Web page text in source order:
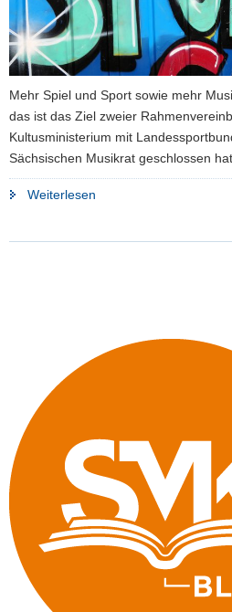
t
i
o
n
Mehr Spiel und Sport sowie mehr
das ist das Ziel zweier
Kultusministerium mit
Sächsischen Musikrat geschlossen hat.
Weiterlesen